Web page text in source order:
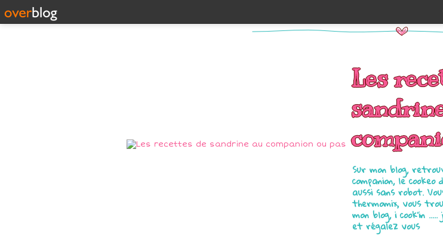
Les
Sur mon blog,
companion, le
aussi sans robot.
thermomix, vous
mon blog, i cook'in
et régalez vous